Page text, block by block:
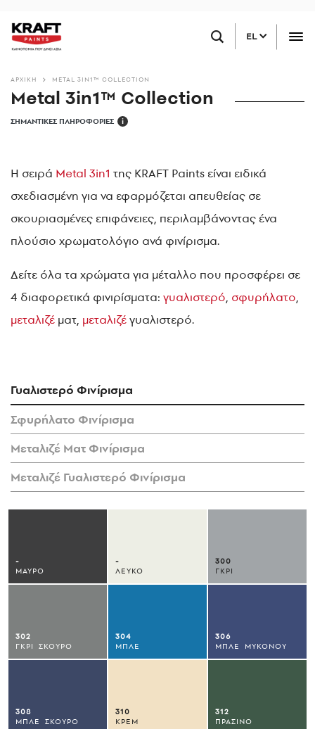
προς
περιεχόμενο
EL
ΑΡΧΙΚΗ METAL 3IN1™ COLLECTION
Metal 3in1™ Collection
ΣΗΜΑΝΤΙΚΕΣ ΠΛΗΡΟΦΟΡΙΕΣ i
Η σειρά Metal 3in1 της KRAFT Paints είναι ειδικά
σχεδιασμένη για να εφαρμόζεται απευθείας σε
σκουριασμένες επιφάνειες, περιλαμβάνοντας ένα
πλούσιο χρωματολόγιο ανά φινίρισμα.
Δείτε όλα τα χρώματα για μέταλλο που προσφέρει σε
4 διαφορετικά φινιρίσματα: γυαλιστερό, σφυρήλατο,
μεταλιζέ ματ, μεταλιζέγυαλιστερό.
Γυαλιστερό Φινίρισμα
Σφυρήλατο Φινίρισμα
Μεταλιζέ Ματ Φινίρισμα
Μεταλιζέ Γυαλιστερό Φινίρισμα
-
ΜΑΥΡΟ
-
ΛΕΥΚΟ
300
ΓΚΡΙ
302
ΓΚΡΙ_ΣΚΟΥΡΟ
304
ΜΠΛΕ
306
ΜΠΛΕ_ΜΥΚΟΝΟΥ
308
ΜΠΛΕ_ΣΚΟΥΡΟ
310
ΚΡΕΜ
312
ΠΡΑΣΙΝΟ